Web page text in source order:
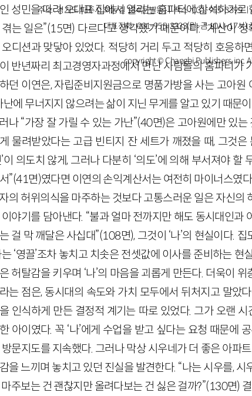
성민을 따라 오대표 집에서 열리는 홈파티에 참석하기로
는 일은”(15면) 다르다고 생각했기 때문이다. “계산이
오디션과 맞닿아 있었다. 적당히 거리 두고 적당히 호응하
반년짜리 최고경영자과정에서 만난 사람들의 홈파티가
던 이연은, 자립준비지원금으로 명품가방을 사는 고아
난에 무너지지 않으려는 삶이 지닌 무게를 알고 있기 때문
나 “가장 잘 가릴 수 있는 가난”(40면)은 고아원에만 있
물려받았다는 고급 빈티지 잔 세트가 깨졌을 때, 그것
’이 의도치 않게, 그러나 다분히 ‘의도’에 의해 부서져야
”(41면)였다면 이연의 손익계산서는 여전히 마이너스였
의 허위의식을 마주하는 것보다 고통스러운 일은 자신의
야기를 담아낸다. “불과 얼마 전까지만 해도 동시대인과
걸 막 깨달은 사십대”(108면), 그것이 ‘나’의 현실이다.
‘영끌’조차 놓치고 치솟은 전셋값에 이사를 준비하는 현
허탈감을 키우며 ‘나’의 마음을 괴롭게 만든다. 더욱이
는 점은, 동시대의 속도와 가치 모두에서 뒤처지고 말았
인식하게 만든 결정적 계기는 따로 있었다. 그가 오랜
아이였다. 꼭 ‘나’에게 수업을 받고 싶다는 요청 때문에
문지도를 지속했다. 그러나 막상 시우네가 더 좋은 아파
을 느끼며 놓치고 있던 진실을 발견한다. “나는 시우를,
주보는 건 괜찮지만 올려다보는 건 싫은 걸까?”(130면)
주소 : 경기도 파주시 회동길 184(문발동)ㅣ팩스 : 031-955-3399 ㅣ
대표전화 : 031-955-3333(월~금 10시~17시),
copyright © Changbi Publishers, inc.